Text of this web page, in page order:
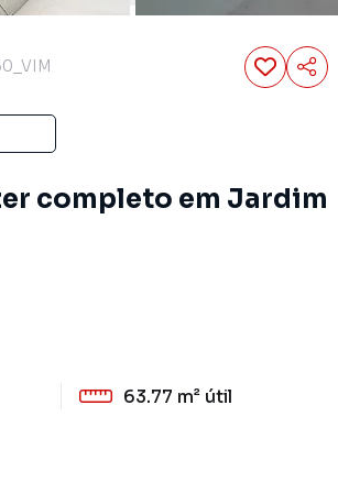
completo em Jardim
63.77 m² útil